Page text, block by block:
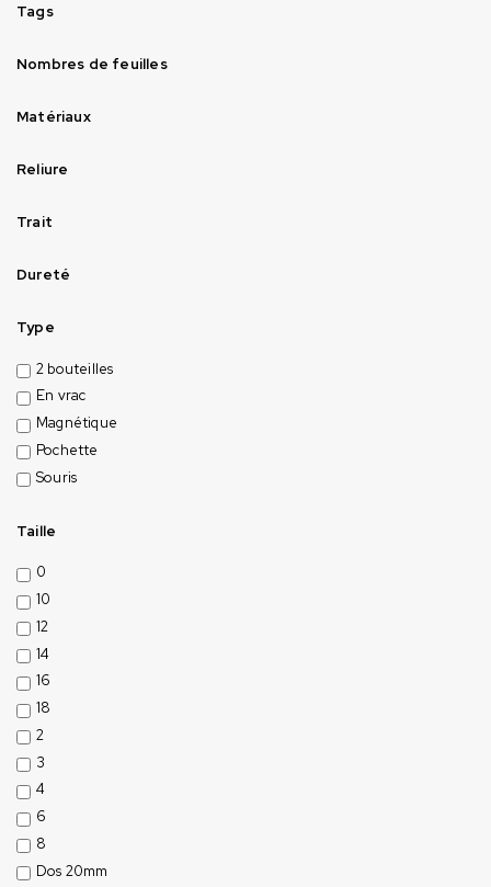
Tags
Nombres de feuilles
Matériaux
Reliure
Trait
Dureté
Type
2 bouteilles
En vrac
Magnétique
Pochette
Souris
Taille
0
10
12
14
16
18
2
3
4
6
8
Dos 20mm